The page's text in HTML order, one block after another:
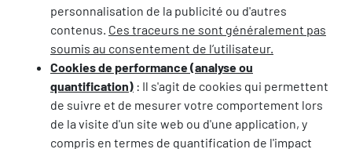
personnalisation de la publicité ou d'autres
contenus. Ces traceurs ne sont généralement pas
soumis au consentement de l’utilisateur.
Cookies de performance (analyse ou
quantification) : Il s'agit de cookies qui permettent
de suivre et de mesurer votre comportement lors
de la visite d'un site web ou d'une application, y
compris en termes de quantification de l'impact